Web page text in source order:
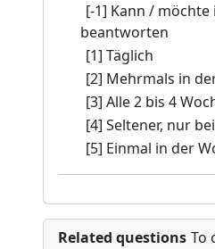
[-1] Kann / möchte
beantworten
[1] Täglich
[2] Mehrmals in
[3] Alle 2 bis 4
[4] Seltener, nur
[5] Einmal in der
Related questions To